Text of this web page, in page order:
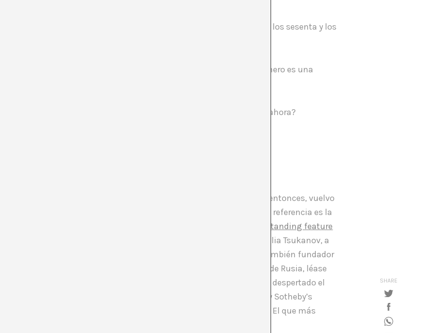
estos artistas rusos, y por qué ahora? ¿Qué ocurría en Rusia entre los sesenta y los
me parecen muy obvias, por si acaso sospecho.
en Internet quién patrocina la exposición. Y uno de los que pone dinero es una
desde casi sus inicios como coleccionista, y ha vuelto a exponer ahora?
conexiones, y encontrarlas.
tuvo lugar en un hotel de Londres hace un par de semanas. Y desde entonces, vuelvo
la sospecha constante. Me cansa. La exposición a la que hacían referencia es la
Gaiety is the most outstanding feature
Russia
. El sponsor del último proyecto de Charles Saatchi es la familia Tsukanov, a
(hay quien acusa a su representante legal, Igor Tsukanov, también fundador
grupo inversor interesado en «los sectores más estratégicos» de Rusia, léase
a la mafia rusa). Ambas exposiciones se suman a la atención que ha despertado el
años. El último asalto de éste en las subastas de Christie’s y Sotheby’s
libras. Así que Saatchi no podía ser menos. Y por si acaso, es más. El que más
SHARE